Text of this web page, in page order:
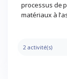
processus de
matériaux à
2 activité(s)